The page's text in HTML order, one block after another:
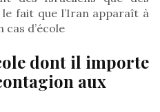
le fait que l’Iran apparaît à
cas d’école
dont il importe
aux